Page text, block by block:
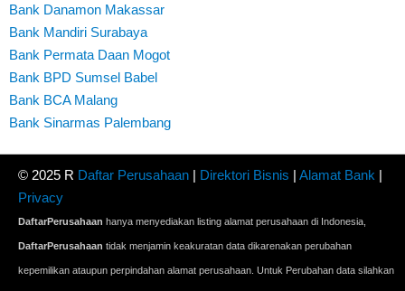
Bank Danamon Makassar
Bank Mandiri Surabaya
Bank Permata Daan Mogot
Bank BPD Sumsel Babel
Bank BCA Malang
Bank Sinarmas Palembang
© 2025 R Daftar Perusahaan | Direktori Bisnis | Alamat Bank |
Privacy
DaftarPerusahaan hanya menyediakan listing alamat perusahaan di Indonesia,
DaftarPerusahaan tidak menjamin keakuratan data dikarenakan perubahan
kepemilikan ataupun perpindahan alamat perusahaan. Untuk Perubahan data silahkan